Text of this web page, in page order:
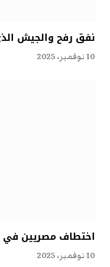
نفق رفح والجيش
10 نوفمبر، 2025
اختطاف مصريين في
10 نوفمبر، 2025